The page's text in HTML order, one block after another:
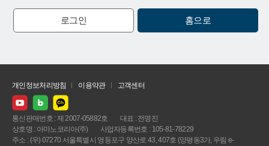
로그인 홈으로
개인정보처리방침 이용약관 고객센터
통신판매번호 : 제 2007-05882호
대표 : 전명진
상호명 : 아마노코리아(주)
사업자등록번호 : 105-81-78229
주소 : (우) 07270 서울특별시 영등포구 양산로 43, 407호 (양평동3가, 우림 e-